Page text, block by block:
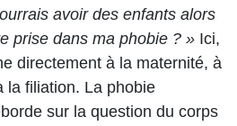
avoir des enfants alors
prise dans ma phobie ? » Ici,
directement à la maternité, à
la filiation. La phobie
sur la question du corps